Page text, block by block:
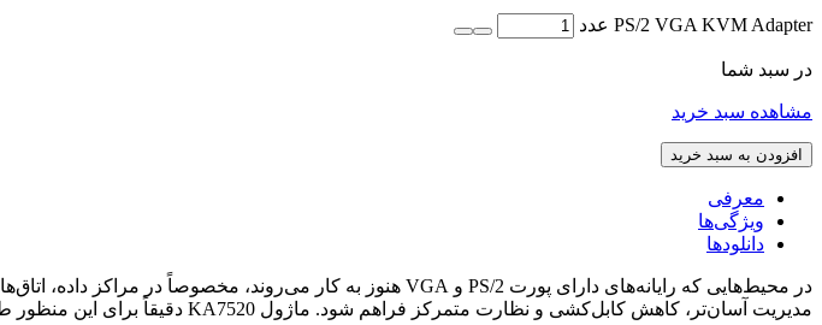
PS/2 VGA KVM Adapter عدد
در سبد شما
مشاهده سبد خرید
افزودن به سبد خرید
معرفی
ویژگی‌ها
دانلود‌ها
مدیریت آسان‌تر، کاهش کابل‌کشی و نظارت متمرکز فراهم شود. ماژول KA7520 دقیقاً برای این منظور طراحی شده است.